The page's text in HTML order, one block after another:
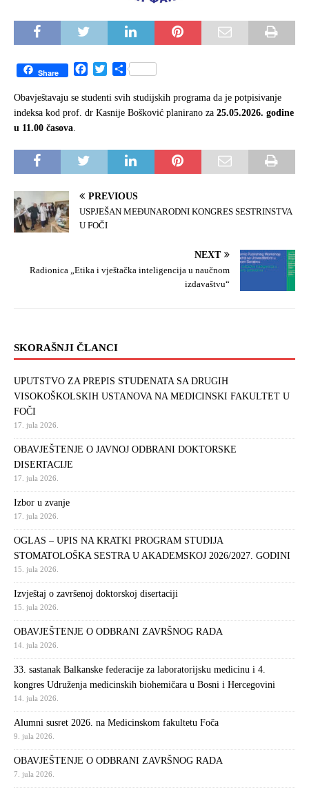
Share
c
e
o
k
i
t
r
S
a
r
Obavještavaju se studenti svih studijskih programa da je potpisivanje
indeksa kod prof. dr Kasnije Bošković planirano za 25.05.2026. godine
u 11.00 časova
PREVIOUS
USPJEŠAN MEĐUNARODNI KONGRES SESTRINSTVA
U FOČI
NEXT
Radionica „Etika i vještačka inteligencija u naučnom
izdavaštvu“
SKORAŠNJI ČLANCI
UPUTSTVO ZA PREPIS STUDENATA SA DRUGIH
VISOKOŠKOLSKIH USTANOVA NA MEDICINSKI FAKULTET U
FOČI
17. jula 2026.
OBAVJEŠTENJE O JAVNOJ ODBRANI DOKTORSKE
DISERTACIJE
17. jula 2026.
Izbor u zvanje
17. jula 2026.
OGLAS – UPIS NA KRATKI PROGRAM STUDIJA
STOMATOLOŠKA SESTRA U AKADEMSKOJ 2026/2027. GODINI
15. jula 2026.
Izvještaj o završenoj doktorskoj disertaciji
15. jula 2026.
OBAVJEŠTENJE O ODBRANI ZAVRŠNOG RADA
14. jula 2026.
33. sastanak Balkanske federacije za laboratorijsku medicinu i 4.
kongres Udruženja medicinskih biohemičara u Bosni i Hercegovini
14. jula 2026.
Alumni susret 2026. na Medicinskom fakultetu Foča
9. jula 2026.
OBAVJEŠTENJE O ODBRANI ZAVRŠNOG RADA
7. jula 2026.